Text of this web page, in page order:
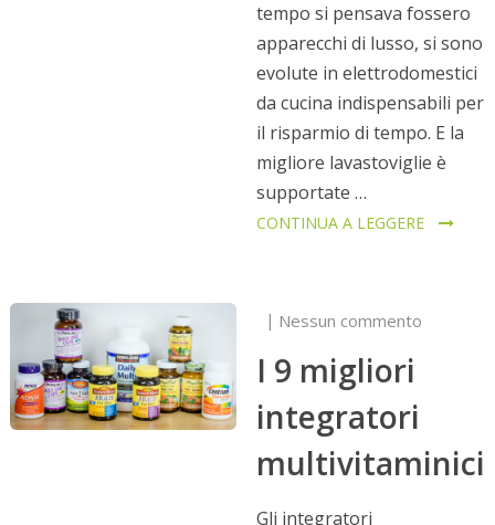
tempo si pensava fossero
apparecchi di lusso, si sono
evolute in elettrodomestici
da cucina indispensabili per
il risparmio di tempo. E la
migliore lavastoviglie è
supportate …
CONTINUA A LEGGERE
Nessun commento
I 9 migliori
integratori
multivitaminici
Gli integratori